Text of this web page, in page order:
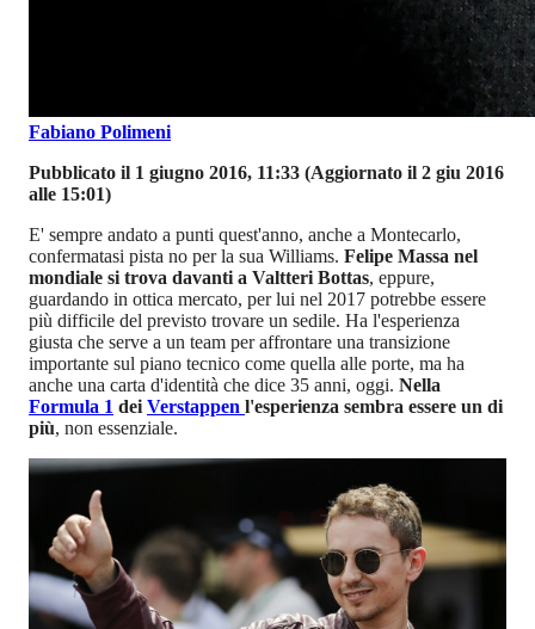
Fabiano Polimeni
Pubblicato il 1 giugno 2016, 11:33 (Aggiornato il 2 giu 2016
alle 15:01)
E' sempre andato a punti quest'anno, anche a Montecarlo,
confermatasi pista no per la sua Williams. Felipe Massa nel
mondiale si trova davanti a Valtteri Bottas, eppure,
guardando in ottica mercato, per lui nel 2017 potrebbe essere
più difficile del previsto trovare un sedile. Ha l'esperienza
giusta che serve a un team per affrontare una transizione
importante sul piano tecnico come quella alle porte, ma ha
anche una carta d'identità che dice 35 anni, oggi. Nella
Formula 1 dei Verstappen l'esperienza sembra essere un di
più, non essenziale.